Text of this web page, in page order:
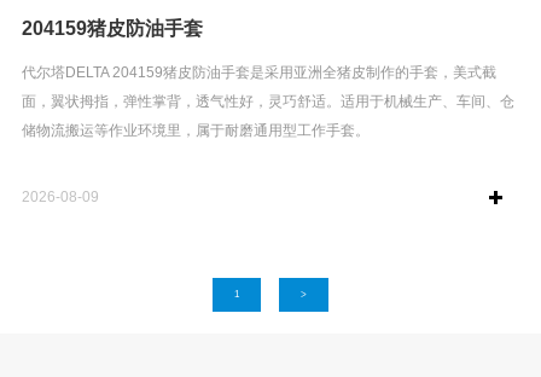
204159猪皮防油手套
代尔塔DELTA 204159猪皮防油手套是采用亚洲全猪皮制作的手套，美式截
面，翼状拇指，弹性掌背，透气性好，灵巧舒适。适用于机械生产、车间、仓
储物流搬运等作业环境里，属于耐磨通用型工作手套。
2026-08-09
1 >